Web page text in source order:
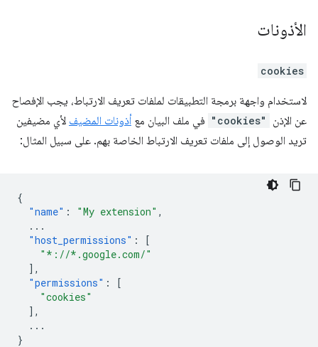
الأذونات
cookies
لاستخدام واجهة برمجة التطبيقات لملفات تعريف الارتباط، يجب الإفصاح
عن الإذن
"cookies" في ملف البيان مع أذونات المضيف لأي مضيفين
تريد الوصول إلى ملفات تعريف الارتباط الخاصة بهم. على سبيل المثال:
{
"name" : "My extension" ,
...
"host_permissions" :
[
"*://*.google.com/"
],
"permissions" :
[
"cookies"
],
...
}